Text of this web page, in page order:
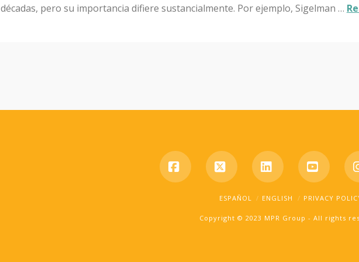
décadas, pero su importancia difiere sustancialmente. Por ejemplo, Sigelman …
Facebook
X LinkedIn
ESPAÑOL ENGLISH PRIVACY
Copyright © 2023 MPR Group - All rights